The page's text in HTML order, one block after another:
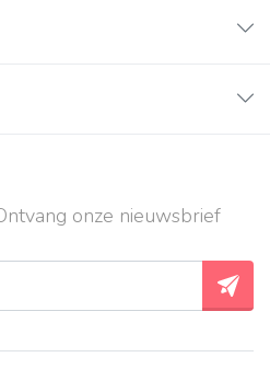
onze nieuwsbrief